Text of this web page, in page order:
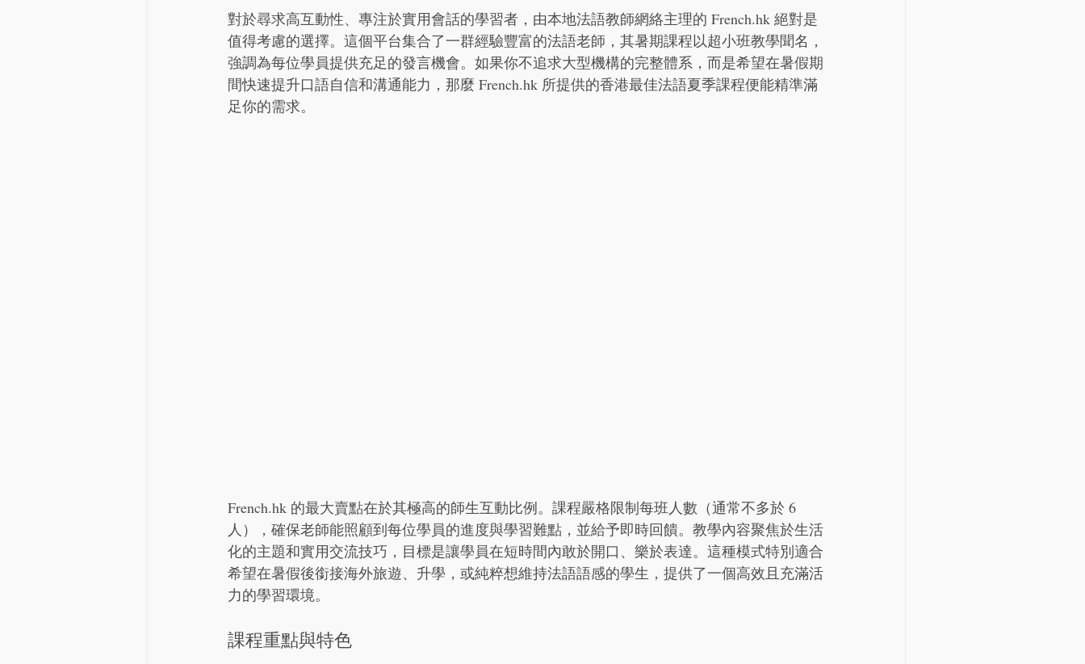
對於尋求高互動性、專注於實用會話的學習者，由本地法語教師網絡主理的 French.hk 絕對是
值得考慮的選擇。這個平台集合了一群經驗豐富的法語老師，其暑期課程以超小班教學聞名，
強調為每位學員提供充足的發言機會。如果你不追求大型機構的完整體系，而是希望在暑假期
間快速提升口語自信和溝通能力，那麼 French.hk 所提供的香港最佳法語夏季課程便能精準滿
足你的需求。
French.hk 的最大賣點在於其極高的師生互動比例。課程嚴格限制每班人數（通常不多於 6
人），確保老師能照顧到每位學員的進度與學習難點，並給予即時回饋。教學內容聚焦於生活
化的主題和實用交流技巧，目標是讓學員在短時間內敢於開口、樂於表達。這種模式特別適合
希望在暑假後銜接海外旅遊、升學，或純粹想維持法語語感的學生，提供了一個高效且充滿活
力的學習環境。
課程重點與特色